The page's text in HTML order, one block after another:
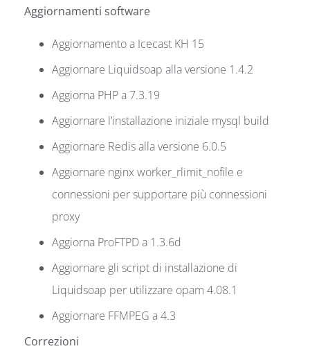
Aggiornamenti software
Aggiornamento a Icecast KH 15
Aggiornare Liquidsoap alla versione 1.4.2
Aggiorna PHP a 7.3.19
Aggiornare l’installazione iniziale mysql build
Aggiornare Redis alla versione 6.0.5
Aggiornare nginx worker_rlimit_nofile e
connessioni per supportare più connessioni
proxy
Aggiorna ProFTPD a 1.3.6d
Aggiornare gli script di installazione di
Liquidsoap per utilizzare opam 4.08.1
Aggiornare FFMPEG a 4.3
Correzioni